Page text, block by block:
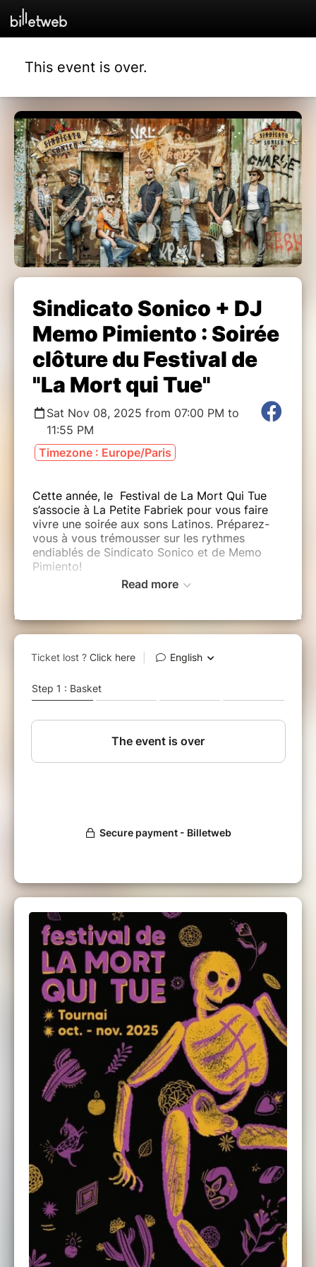
This event is over.
Sindicato Sonico + DJ
Memo Pimiento : Soirée
clôture du Festival de
"La Mort qui Tue"
Sat Nov 08, 2025 from 07:00 PM to
11:55 PM
Timezone : Europe/Paris
Cette année, le Festival de La Mort Qui Tue
s’associe à La Petite Fabriek pour vous faire
vivre une soirée aux sons Latinos. Préparez-
vous à vous trémousser sur les rythmes
endiablés de Sindicato Sonico et de Memo
Pimiento!
SINDICATO SONICO est un groupe explosif de
Belgique. Créé à l’origine par Roman Santos au
Mexique, le projet a véritablement pris vie en
Conservatoire Royal d’Anvers et de rencontrer
de créer et de mélanger les styles musicaux.
De cette rencontre est née une longue
complicité musicale, pleine d’aventures
sonores magiques. Les différentes cultures,
saveurs, traditions et influences des membres
du groupe (originaires du Mexique, de Cuba,
de se limiter à un seul genre, ils décrivent leur
festivals en Belgique, aux Pays-Bas et en
PaasPop, Zwarte Cross, Mano Mundo, Afro
Latino, et bien d’autres. Après deux albums
complets et un EP, ils travaillent actuellement
sur la production de leur troisième LP. En bref
: un groupe qui garantit un show spectaculaire
de rythmes et de mouvements, et une
atmosphère irrésistible pour faire danser et
vibrer le public !
MEMO PIMIENTO nous fera danser avec son
électro cumbia ! Memo Pimiento est un
producteur musical mexicain installé depuis
plus de dix ans à Bruxelles. Il se consacre à
combiner instruments électroniques et
rythmes latinos, principalement la cumbia. Ses
performances live sont à la fois innovantes et
organiques : il joue en direct sur des
synthétiseurs, boîtes à rythmes, séquenceurs,
pédales d’effets et bandes sonores avec
lesquelles il interagit constamment. En DJ set,
il mélange les classiques de la cumbia
sonidera mexicaine avec des synthétiseurs et
des rythmes électroniques, créant une
véritable avalanche sonore festive et
irrésistiblement dansante.
Read more